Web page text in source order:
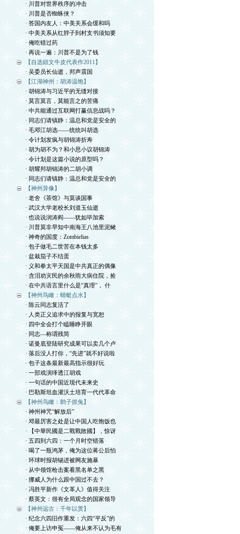
· 川普对世界秩序的冲击
· 川普是否蜘蛛侠？
· 答国内友人：中美关系会缓和吗
· 中美关系从红脖子到村支书须知要
· 俺吃错过药
· 再说一遍：川普不是为了钱
【自选妞文牛皮代表作2011】
· 吴委员长仙逝，邦声震国
【江湖神州：胡涛温饱】
· 胡锦涛与习近平的无缝对接
· 莫言莫言，莫能言之的苦痛
· 中共能通过互联网打赢信息战吗？
· 同志们请镇静：温总和党是安全的
· 毛邓江胡选——统统叫胡选
· 令计划发疯与胡锦涛折寿
· 胡为胡不为？和小思小议胡锦涛
· 令计划是这篇小说的原型吗？
· 胡耀邦胡锦涛的二胡小调
· 同志们请镇静：温总和党是安全的
【神州异像】
· 老舍《茶馆》与莫谈国事
· 武汉大学老校长刘道玉仙逝
· 也说说润涛阎——犹如毕加索
· 川普莫非早知中南海王八池里泥鳅
· 神奇的国度：Zombielias
· 包子做毛二世苦在本钱太多
· 盆栽茄子不结蛋
· 义和拳太平天国是中共真正的偶像
· 含泪劝灾民的余秋雨大病住院，捡
· 在中共语言里什么是“真理”， 什
【神州鸟瞰：蜻蜓点水】
· 陈云同志复活了
· 人类正义追求中的报复与宽恕
· 四中全会打个瞌睡睁开眼
· 同志—称谓残简
· 诺曼底登陆研究成果可以卖几个卢
· 落后没人打你，“先进”就不好说啦
· 包子这条最新最高指示很好玩
· 一部戏演绎透江胡戏
· 一句话的中国近现代未来史
· 巴勒斯坦血灌沃土培育一代代革命
【神州鸟瞰：鹞子抓兔】
· 神州神咒“解放后”
· 邓最厉害之处是让中国人吃饱饭也
· 【中華民國是二戰戰敗國】，惊讶
· 五四到六四：一个月时空错落
· 喝了一瓶鸿茅，俺为这位蒋公后怕
· 环球时报胡锡进被网友施暴
· 从中领馆枪击案看黑名单之黑
· 挪威人为什么跟中国过不去？
· 冯胜平新作《文革人》值得关注
· 蔡英文：很有全局观念的国家领导
【神州远古：千年以贯】
· 纪念六四旧作重发：六四“平反”的
· 俺要上访申冤——俺从来不认为毛有